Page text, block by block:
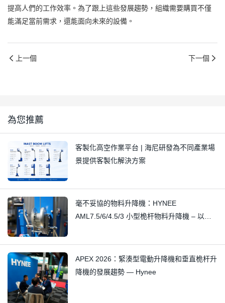
提高人們的工作效率。為了跟上這些發展趨勢，組織需要購買不僅
能滿足當前需求，還能面向未來的設備。
上一個 下一個
為您推薦
客製化高空作業平台 | 海尼研發為不同產業場
景提供客製化解決方案
毫不妥協的物料升降機：HYNEE
AML7.5/6/4.5/3 小型桅杆物料升降機 – 以精
APEX 2026：緊湊型電動升降機和垂直桅杆升
降機的發展趨勢 — Hynee